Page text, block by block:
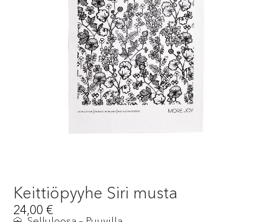
Keittiöpyyhe Siri musta
24,00€